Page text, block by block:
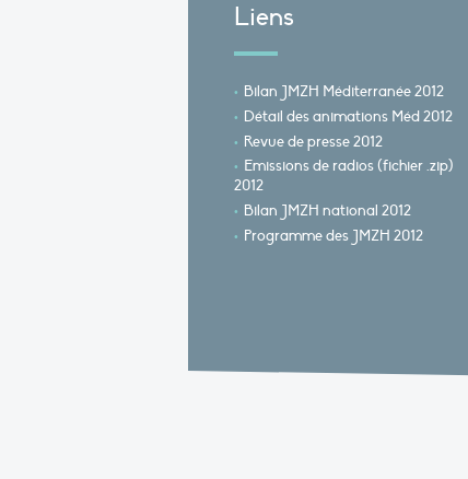
Liens
Bilan JMZH Méditerranée 2012
Détail des animations Méd 2012
Revue de presse 2012
Emissions de radios (fichier .zip)
2012
Bilan JMZH national 2012
Programme des JMZH 2012